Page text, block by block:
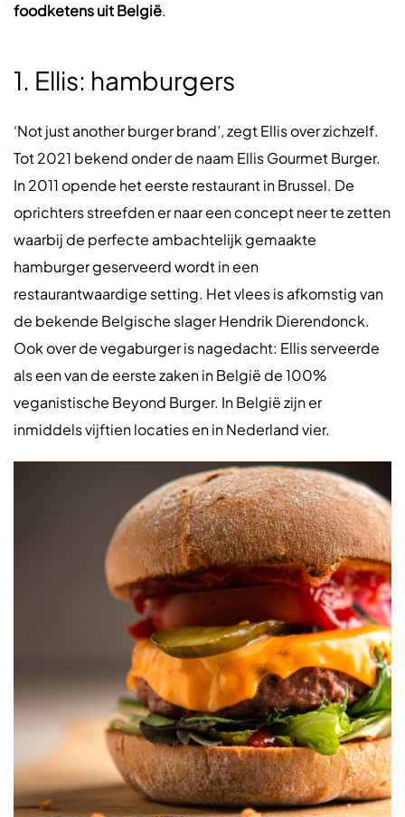
foodketens uit België.
1. Ellis: hamburgers
‘Not just another burger brand’, zegt Ellis over zichzelf.
Tot 2021 bekend onder de naam Ellis Gourmet Burger.
In 2011 opende het eerste restaurant in Brussel. De
oprichters streefden er naar een concept neer te zetten
waarbij de perfecte ambachtelijk gemaakte
hamburger geserveerd wordt in een
restaurantwaardige setting. Het vlees is afkomstig van
de bekende Belgische slager Hendrik Dierendonck.
Ook over de vegaburger is nagedacht: Ellis serveerde
als een van de eerste zaken in België de 100%
veganistische Beyond Burger. In België zijn er
inmiddels vijftien locaties en in Nederland vier.